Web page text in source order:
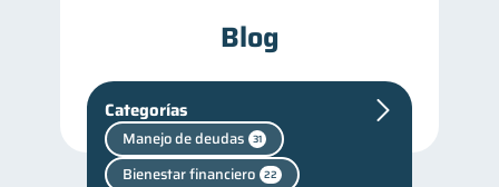
Blog
Categorías
Manejo de deudas 31
Bienestar financiero 22